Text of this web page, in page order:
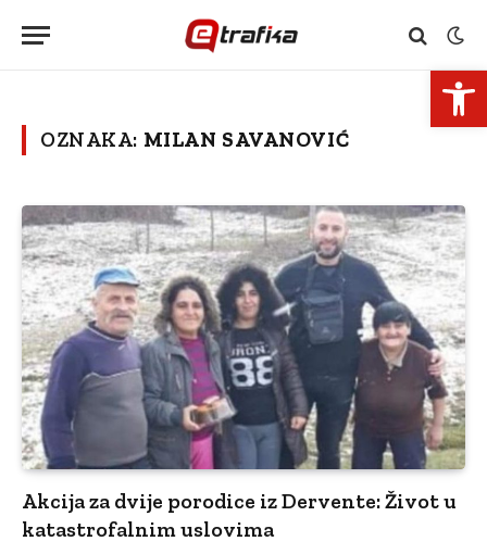
OZNAKA: MILAN SAVANOVIĆ
Akcija za dvije porodice iz Dervente: Život u
katastrofalnim uslovima